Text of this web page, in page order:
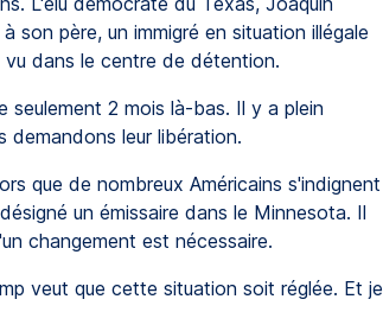
son père, un immigré en situation illégale
vu dans le centre de détention.
seulement 2 mois là-bas. Il y a plein
demandons leur libération.
que de nombreux Américains s'indignent
un émissaire dans le Minnesota. Il
changement est nécessaire.
veut que cette situation soit réglée. Et je